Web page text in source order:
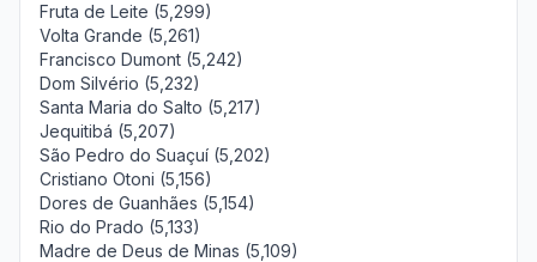
Fruta de Leite (5,299)
Volta Grande (5,261)
Francisco Dumont (5,242)
Dom Silvério (5,232)
Santa Maria do Salto (5,217)
Jequitibá (5,207)
São Pedro do Suaçuí (5,202)
Cristiano Otoni (5,156)
Dores de Guanhães (5,154)
Rio do Prado (5,133)
Madre de Deus de Minas (5,109)